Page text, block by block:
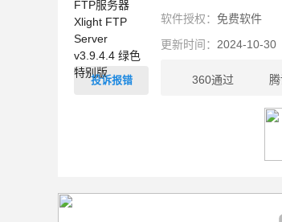
投诉报错
软件授权： 免费软件
更新时间： 2024-10-30
360通过